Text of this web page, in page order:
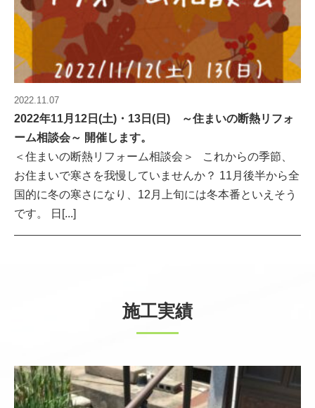
2022.11.07
2022年11月12日(土)・13日(日) ～住まいの断熱リフォ
ーム相談会～ 開催します。
＜住まいの断熱リフォーム相談会＞ これからの季節、
お住まいで寒さを我慢していませんか？ 11月後半から全
国的に冬の寒さになり、12月上旬には冬本番といえそう
です。 日[...]
施工実績